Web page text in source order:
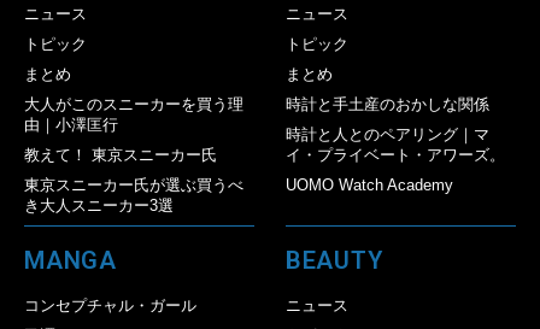
ニュース
トピック
まとめ
大人がこのスニーカーを買う理
由｜小澤匡行
教えて！ 東京スニーカー氏
東京スニーカー氏が選ぶ買うべ
き大人スニーカー3選
ニュース
トピック
まとめ
時計と手土産のおかしな関係
時計と人とのペアリング｜マ
イ・プライベート・アワーズ。
UOMO Watch Academy
MANGA
コンセプチャル・ガール
BEAUTY
ニュース